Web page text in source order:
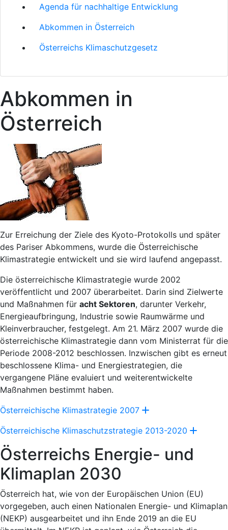
Agenda für nachhaltige Entwicklung
Abkommen in Österreich
Österreichs Klimaschutzgesetz
Abkommen in
Österreich
Zur Erreichung der Ziele des Kyoto-Protokolls und später
des Pariser Abkommens, wurde die Österreichische
Klimastrategie entwickelt und sie wird laufend angepasst.
Die österreichische Klimastrategie wurde 2002
veröffentlicht und 2007 überarbeitet. Darin sind Zielwerte
und Maßnahmen für acht Sektoren, darunter Verkehr,
Energieaufbringung, Industrie sowie Raumwärme und
Kleinverbraucher, festgelegt. Am 21. März 2007 wurde die
österreichische Klimastrategie dann vom Ministerrat für die
Periode 2008-2012 beschlossen. Inzwischen gibt es erneut
beschlossene Klima- und Energiestrategien, die
vergangene Pläne evaluiert und weiterentwickelte
Maßnahmen bestimmt haben.
Österreichische Klimastrategie 2007
Österreichische Klimaschutzstrategie 2013-2020
Österreichs Energie- und
Klimaplan 2030
Österreich hat, wie von der Europäischen Union (EU)
vorgegeben, auch einen Nationalen Energie- und Klimaplan
(NEKP) ausgearbeitet und ihn Ende 2019 an die EU